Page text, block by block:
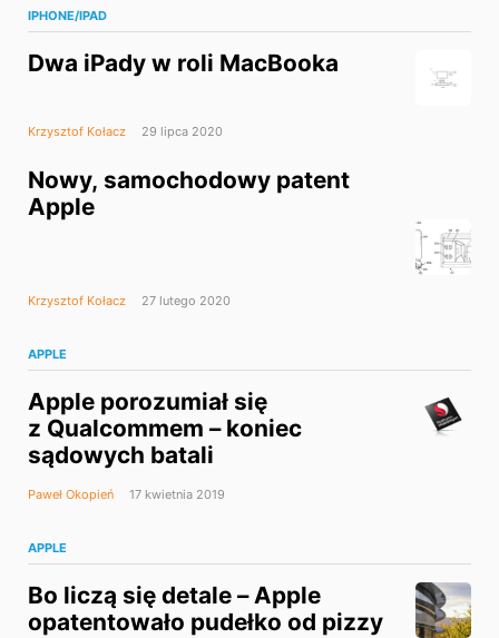
IPHONE/IPAD
Dwa iPady w roli MacBooka
Krzysztof Kołacz 29 lipca 2020
Nowy, samochodowy patent
Apple
Krzysztof Kołacz 27 lutego 2020
APPLE
Apple porozumiał się
z Qualcommem – koniec
sądowych batali
Paweł Okopień 17 kwietnia 2019
APPLE
Bo liczą się detale – Apple
opatentowało pudełko od pizzy